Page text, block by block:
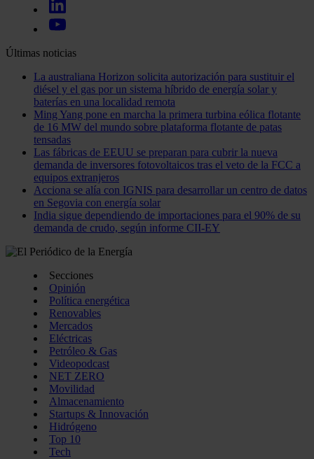
Últimas noticias
La australiana Horizon solicita autorización para sustituir el
diésel y el gas por un sistema híbrido de energía solar y
baterías en una localidad remota
Ming Yang pone en marcha la primera turbina eólica flotante
de 16 MW del mundo sobre plataforma flotante de patas
tensadas
Las fábricas de EEUU se preparan para cubrir la nueva
demanda de inversores fotovoltaicos tras el veto de la FCC a
equipos extranjeros
Acciona se alía con IGNIS para desarrollar un centro de datos
en Segovia con energía solar
India sigue dependiendo de importaciones para el 90% de su
demanda de crudo, según informe CII-EY
Secciones
Opinión
Política energética
Renovables
Mercados
Eléctricas
Petróleo & Gas
Videopodcast
NET ZERO
Movilidad
Almacenamiento
Startups & Innovación
Hidrógeno
Top 10
Tech